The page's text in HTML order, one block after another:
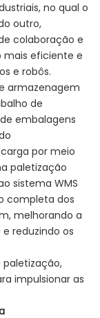
no qual o
outro,
colaboração e
mais eficiente e
e robôs.
armazenagem
de
embalagens
por meio
paletização
sistema WMS
completa dos
melhorando a
reduzindo os